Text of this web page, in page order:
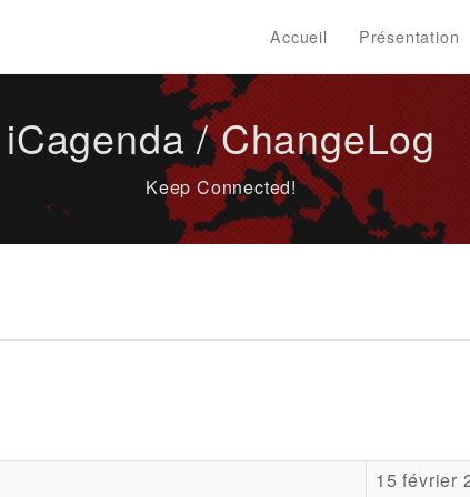
Accueil Présentation
iCagenda / ChangeLog
Keep Connected!
15 février